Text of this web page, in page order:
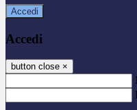
Accedi
Accedi
button close ×